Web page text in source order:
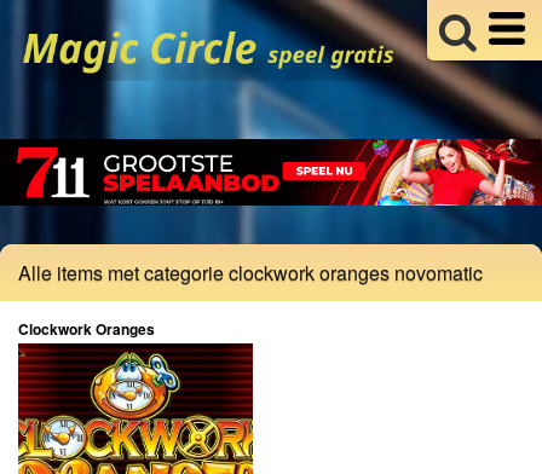
Alle items met categorie clockwork oranges novomatic
Clockwork Oranges